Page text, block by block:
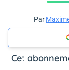
Par
Cet